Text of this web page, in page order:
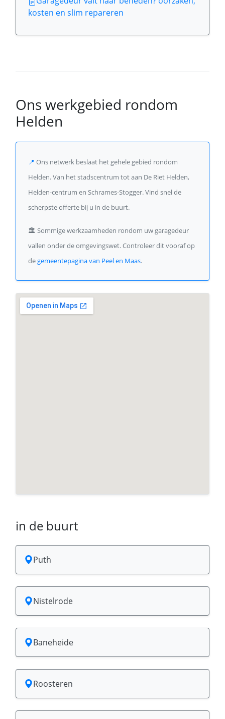
kosten en slim repareren
Ons werkgebied rondom
Helden
📍 Ons netwerk beslaat het gehele gebied rondom
Helden. Van het stadscentrum tot aan De Riet Helden,
Helden-centrum en Schrames-Stogger. Vind snel de
scherpste offerte bij u in de buurt.
🏛️ Sommige werkzaamheden rondom uw garagedeur
vallen onder de omgevingswet. Controleer dit vooraf op
degemeentepagina van Peel en Maas.
in de buurt
Puth
Nistelrode
Baneheide
Roosteren